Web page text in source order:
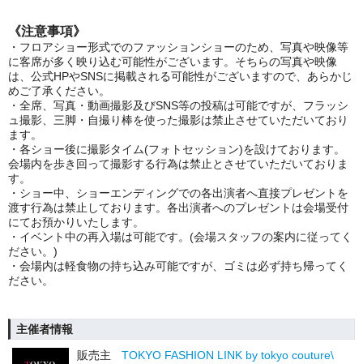
《注意事項》
・フロアショー形式でのファッションショーのため、写真や映像等
に客席が多く映り込む可能性がございます。そちらの写真や映像
は、公式HPやSNSに掲載される可能性がございますので、あらかじ
めご了承ください。
・全席、写真・動画撮影及びSNS等の投稿は可能ですが、フラッシ
ュ撮影、三脚・自撮り棒を使った撮影は禁止させていただいており
ます。
・各ショー後に撮影タイム(フォトセッション)を設けております。
会場内を歩き回って撮影する行為は禁止とさせていただいておりま
す。
・ショー中、ショーエンディングでの各出演者へ直接プレゼントを
渡す行為は禁止しております。各出演者へのプレゼントは会場受付
にてお預かりいたします。
・イベント中の再入場は可能です。(会場スタッフの案内に従ってく
ださい。)
・会場内は軽食物の持ち込み可能ですが、ゴミは必ず持ち帰ってく
ださい。
主催者情報
販売主
TOKYO FASHION LINK by tokyo couture\